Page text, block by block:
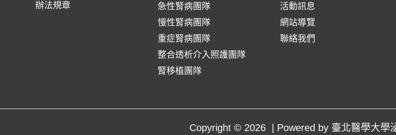
辦法規章
急性腎病團隊
慢性腎病團隊
重症腎病團隊
整合透析介入照護團隊
腎移植團隊
活動訊息
網站導覽
聯絡我們
Copyright © 2026 | Powered by 臺北醫學大學